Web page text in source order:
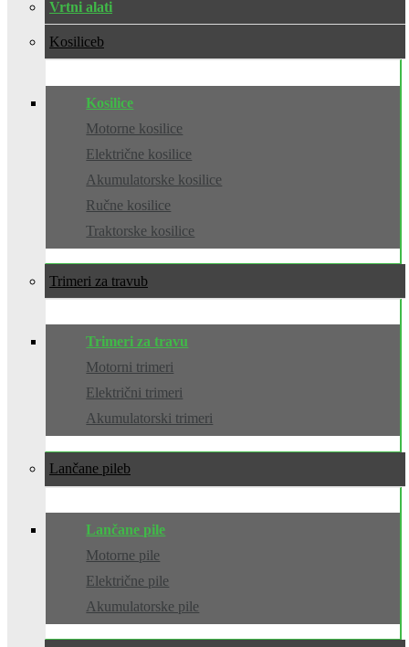
Vrtni alati
Kosilice
Kosilice
Motorne kosilice
Električne kosilice
Akumulatorske kosilice
Ručne kosilice
Traktorske kosilice
Trimeri za travu
Trimeri za travu
Motorni trimeri
Električni trimeri
Akumulatorski trimeri
Lančane pile
Lančane pile
Motorne pile
Električne pile
Akumulatorske pile